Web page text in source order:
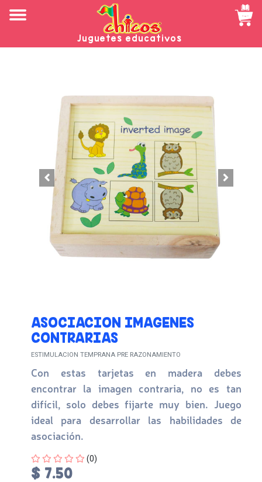
Juguetes educativos
ASOCIACION IMAGENES
CONTRARIAS
ESTIMULACION TEMPRANA PRE RAZONAMIENTO
Con estas tarjetas en madera debes
encontrar la imagen contraria, no es tan
difícil, solo debes fijarte muy bien. Juego
ideal para desarrollar las habilidades de
asociación.
Four out of Five Stars
(0)
$ 7.50